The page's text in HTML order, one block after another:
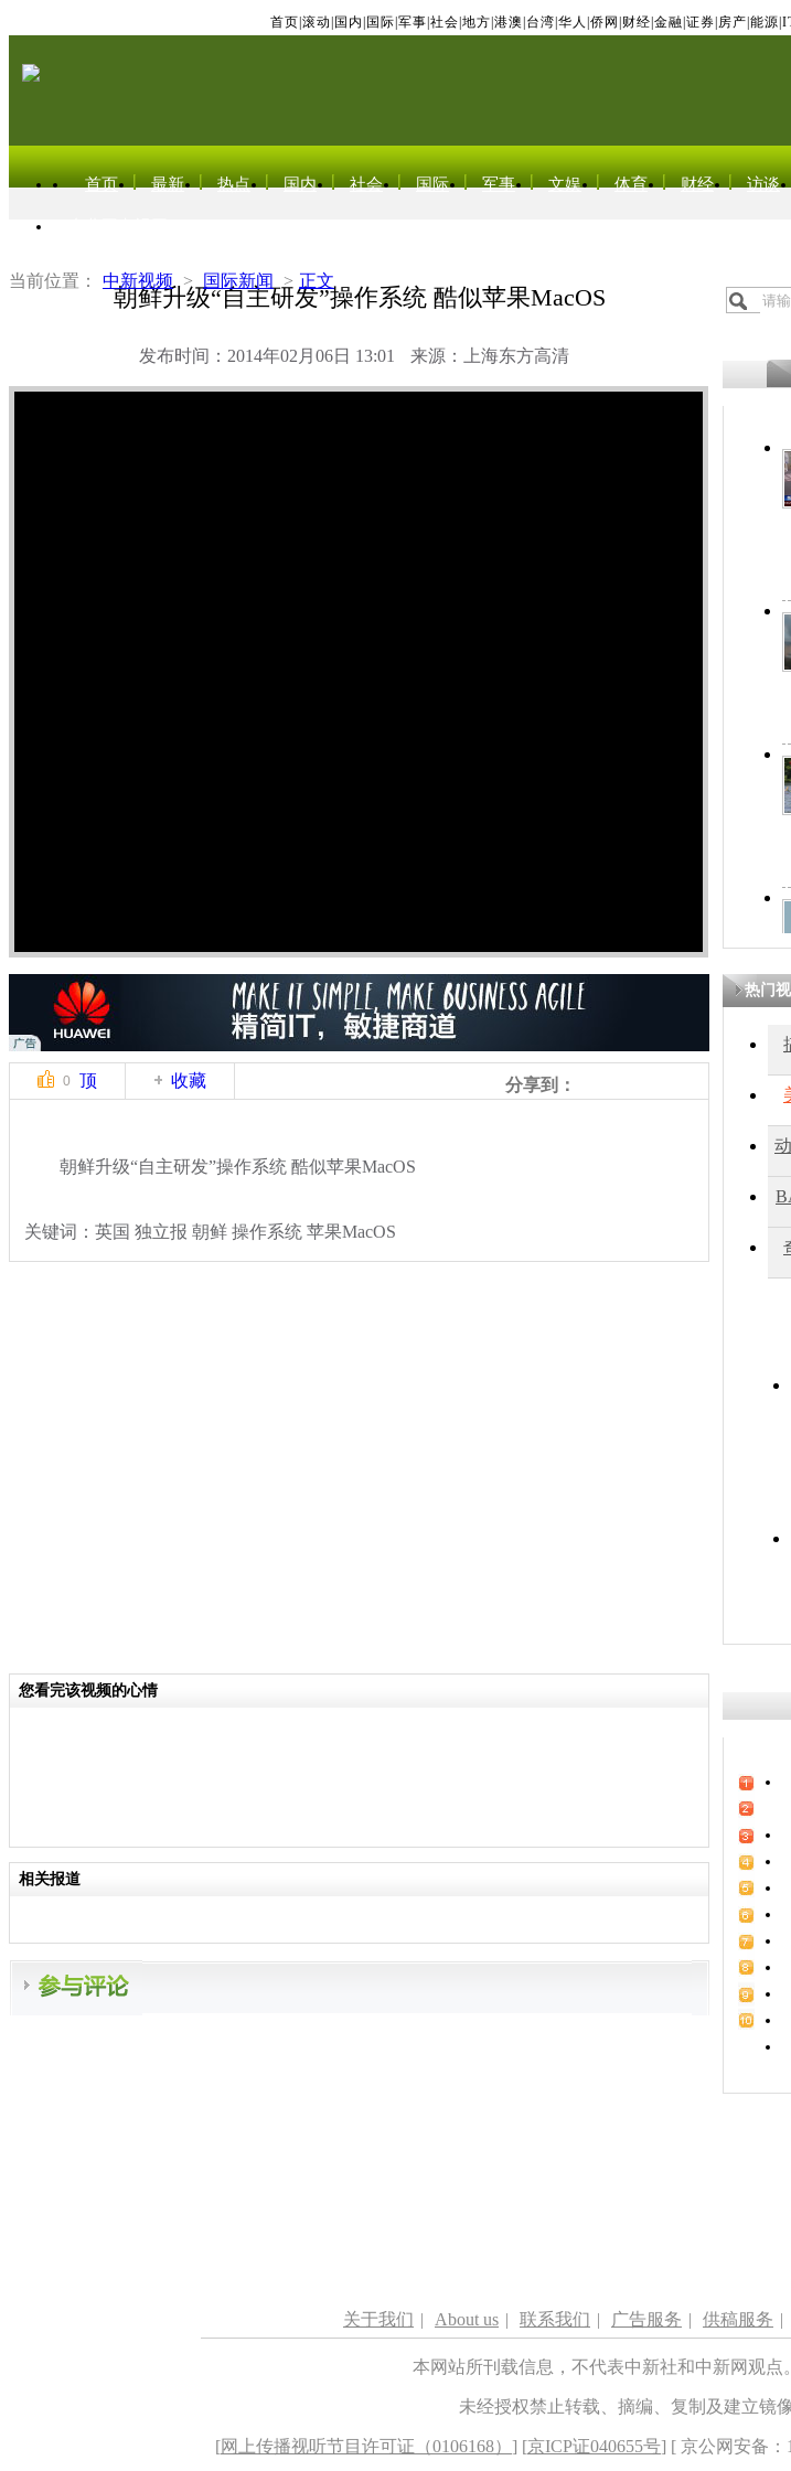
首页 滚动 国内 国际 军事 社会 地方 港澳 台湾 华人 侨网 财经 金融 证券 房产 能源
首页 最新 热点 国内 社会 国际 军事 文娱 体育 财经 访谈
当前位置： 中新视频 > 国际新闻 > 正文
朝鲜升级“自主研发”操作系统 酷似苹果MacOS
发布时间：2014年02月06日 13:01 来源：上海东方高清
0 顶 收藏 分享到：
朝鲜升级“自主研发”操作系统 酷似苹果MacOS
关键词：英国 独立报 朝鲜 操作系统 苹果MacOS
热门
您看完该视频的心情
相关报道
关于我们 | About us | 联系我们 | 广告服务 | 供稿服务 |
本网站所刊载信息，不代表中新社和中新网观点
未经授权禁止转载、摘编、复制及建立镜
[网上传播视听节目许可证（0106168） ] [京ICP证040655号] [ 京公网安备：